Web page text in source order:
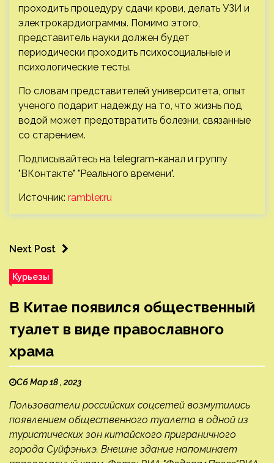
проходить процедуру сдачи крови, делать УЗИ и
электрокардиограммы. Помимо этого,
представитель науки должен будет
периодически проходить психосоциальные и
психологические тесты.
По словам представителей университета, опыт
ученого подарит надежду на то, что жизнь под
водой может предотвратить болезни, связанные
со старением.
Подписывайтесь на telegram-канал и группу
"ВКонтакте" "Реального времени".
Источник: rambler.ru
Next Post
Курьезы
В Китае появился общественный
туалет в виде православного
храма
Сб Мар 18 , 2023
Пользователи российских соцсетей возмутились
появлением общественного туалета в одной из
туристических зон китайского приграничного
города Суйфэньхэ. Внешне здание напоминает